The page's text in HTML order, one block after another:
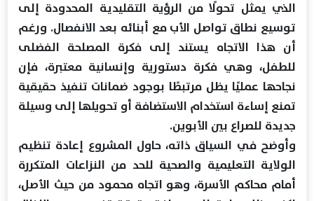
الذي يمثل تحولًا من الرؤية التقليدية المحدودة إلى
توسيع نطاق تواصل الأب مع أبنائه بعد الانفصال. ورغم
أن هذا الاتجاه يستند إلى فكرة المصلحة الفضلى
للطفل، وهي فكرة دستورية وإنسانية معتبرة، فإن
نجاحها عمليًا يظل مرتبطًا بوجود ضمانات تنفيذ حقيقية
تمنع إساءة استخدام الاستضافة أو تحويلها إلى وسيلة
جديدة للصراع بين الأبوين.
وأوضح في السياق ذاته، حاول المشروع إعادة تنظيم
الولاية التعليمية والصحية للحد من النزاعات المتكررة
أمام محاكم الأسرة، وهو اتجاه محمود من حيث الأصل،